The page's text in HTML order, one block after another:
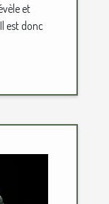
et
est donc